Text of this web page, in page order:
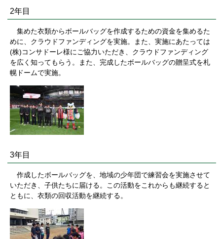
2年目
集めた衣類からボールバッグを作成するための資金を集めるた
めに、クラウドファンディングを実施。また、実施にあたっては
(株)コンサドーレ様にご協力いただき、クラウドファンディング
を広く知ってもらう。また、完成したボールバッグの贈呈式を札
幌ドームで実施。
3年目
作成したボールバッグを、地域の少年団で練習会を実施させて
いただき、子供たちに届ける。この活動をこれからも継続すると
ともに、衣類の回収活動を継続する。